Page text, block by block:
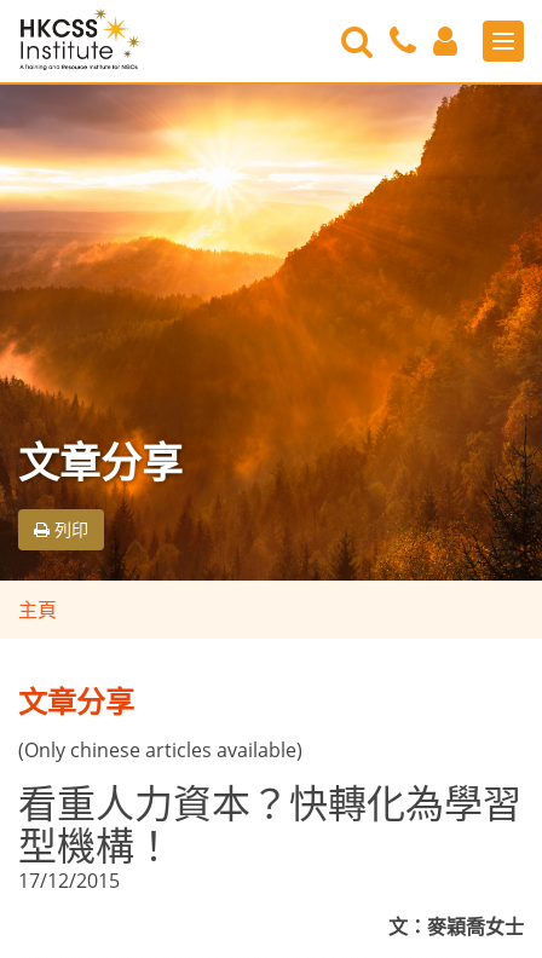
HKCSS
Institute
Search
Contact
Us
Login
文章分享
列印
主頁
文章分享
(Only chinese articles available)
看重人力資本？快轉化為學習
型機構！
17/12/2015
文：麥穎喬女士